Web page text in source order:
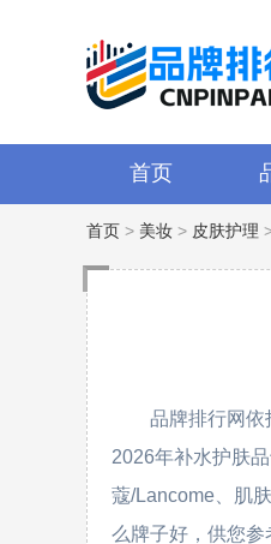
首页
首页 > 美妆 > 皮肤护理
品牌排行网依
2026年补水护肤
蔻/Lancome、肌
么牌子好，供您参